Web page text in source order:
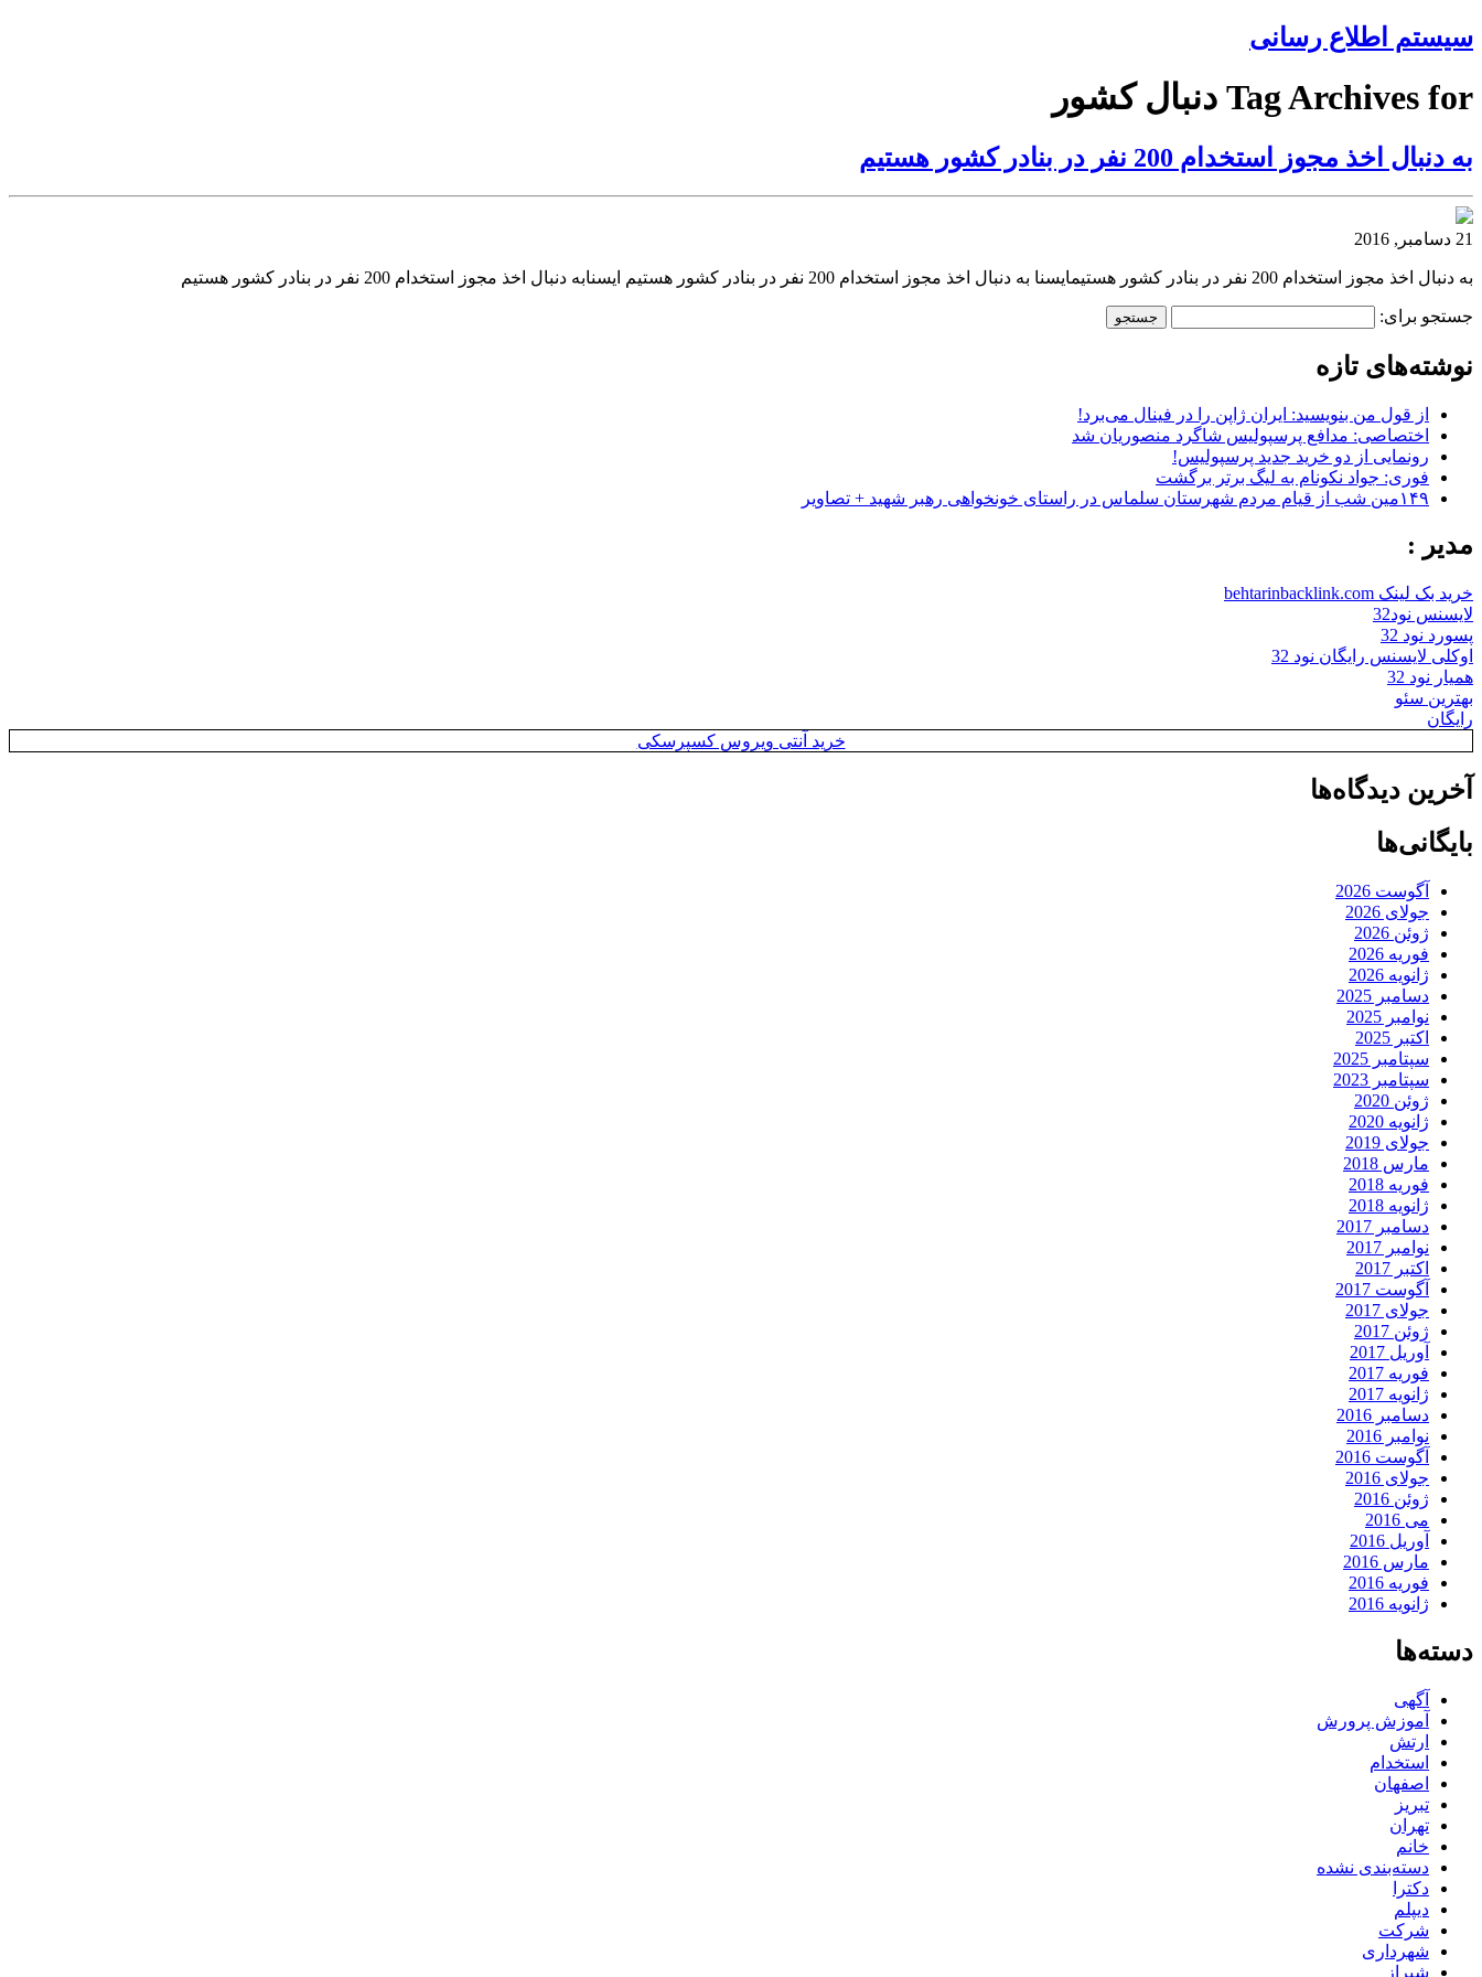
سیستم اطلاع رسانی
Tag Archives for دنبال کشور
‌به دنبال اخذ مجوز استخدام 200 نفر در بنادر کشور هستیم
21 دسامبر, 2016
‌به دنبال اخذ مجوز استخدام 200 نفر در بنادر کشور هستیمایسنا ‌به دنبال اخذ مجوز استخدام 200 نفر در بنادر کشور هستیم ایسنا‌به دنبال اخذ مجوز استخدام 200 نفر در بنادر کشور هستیم
جستجو برای:
نوشته‌های تازه
از قول من بنویسید: ایران ژاپن را در فینال می‌برد!
اختصاصی: مدافع پرسپولیس شاگرد منصوریان شد
رونمایی از دو خرید جدید پرسپولیس!
فوری: جواد نکونام به لیگ برتر برگشت
۱۴۹مین شب از قیام مردم شهرستان سلماس در راستای خونخواهی رهبر شهید + تصاویر
مدیر :
خرید بک لینک behtarinbacklink.com
لایسنس نود32
پسورد نود 32
اوکلی لایسنس رایگان نود 32
همیار نود 32
بهترین سئو
رایگان
خرید آنتی ویروس کسپرسکی
آخرین دیدگاه‌ها
بایگانی‌ها
آگوست 2026
جولای 2026
ژوئن 2026
فوریه 2026
ژانویه 2026
دسامبر 2025
نوامبر 2025
اکتبر 2025
سپتامبر 2025
سپتامبر 2023
ژوئن 2020
ژانویه 2020
جولای 2019
مارس 2018
فوریه 2018
ژانویه 2018
دسامبر 2017
نوامبر 2017
اکتبر 2017
آگوست 2017
جولای 2017
ژوئن 2017
آوریل 2017
فوریه 2017
ژانویه 2017
دسامبر 2016
نوامبر 2016
آگوست 2016
جولای 2016
ژوئن 2016
می 2016
آوریل 2016
مارس 2016
فوریه 2016
ژانویه 2016
دسته‌ها
آگهی
آموزش پرورش
ارتش
استخدام
اصفهان
تبریز
تهران
خانم
دسته‌بندی نشده
دکترا
دیپلم
شرکت
شهرداری
شیراز